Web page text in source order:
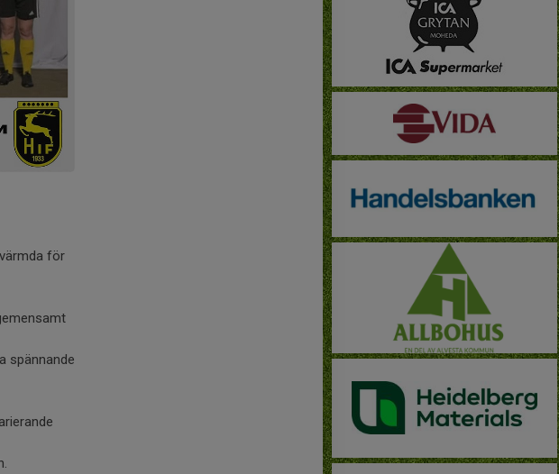
för
spännande